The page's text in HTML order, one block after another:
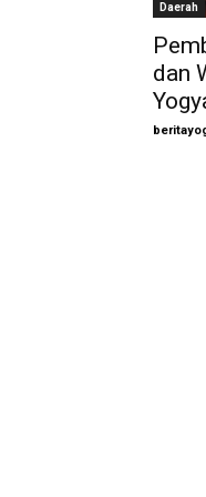
Daerah
dan